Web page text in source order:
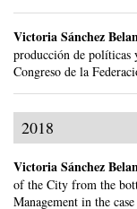
Victoria Sánchez
producción de políticas
Congreso de la
2018
Victoria Sánchez
of the City from the
Management in the